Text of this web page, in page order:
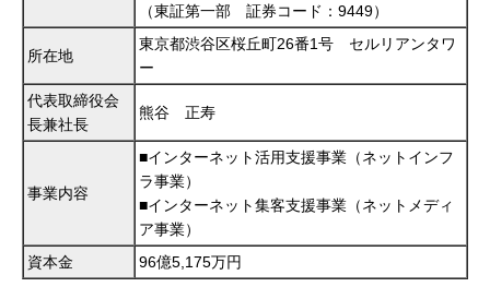
（東証第一部 証券コード：9449）
所在地
東京都渋谷区桜丘町26番1号 セルリアンタワ
ー
代表取締役会
長兼社長
熊谷 正寿
事業内容
■インターネット活用支援事業（ネットインフ
ラ事業）
■インターネット集客支援事業（ネットメディ
ア事業）
資本金
96億5,175万円